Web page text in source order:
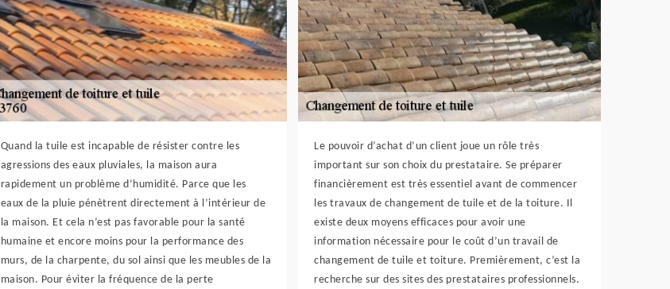
Quand la tuile est incapable de résister contre les
agressions des eaux pluviales, la maison aura
rapidement un problème d’humidité. Parce que les
eaux de la pluie pénètrent directement à l’intérieur de
la maison. Et cela n’est pas favorable pour la santé
humaine et encore moins pour la performance des
murs, de la charpente, du sol ainsi que les meubles de la
maison. Pour éviter la fréquence de la perte
Le pouvoir d’achat d’un client joue un rôle très
important sur son choix du prestataire. Se préparer
financièrement est très essentiel avant de commencer
les travaux de changement de tuile et de la toiture. Il
existe deux moyens efficaces pour avoir une
information nécessaire pour le coût d’un travail de
changement de tuile et toiture. Premièrement, c’est la
recherche sur des sites des prestataires professionnels.